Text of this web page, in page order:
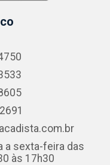
a sexta-feira das
às 17h30